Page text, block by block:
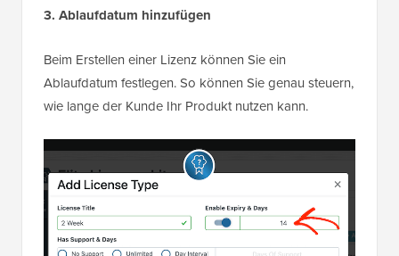
3. Ablaufdatum hinzufügen
Beim Erstellen einer Lizenz können Sie ein
Ablaufdatum festlegen. So können Sie genau steuern,
wie lange der Kunde Ihr Produkt nutzen kann.